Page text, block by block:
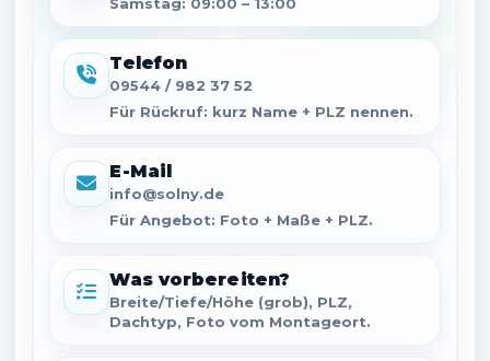
Samstag: 09:00 – 13:00
Telefon
09544 / 982 37 52
Für Rückruf: kurz Name + PLZ nennen.
E-Mail
info@solny.de
Für Angebot: Foto + Maße + PLZ.
Was vorbereiten?
Breite/Tiefe/Höhe (grob), PLZ,
Dachtyp, Foto vom Montageort.